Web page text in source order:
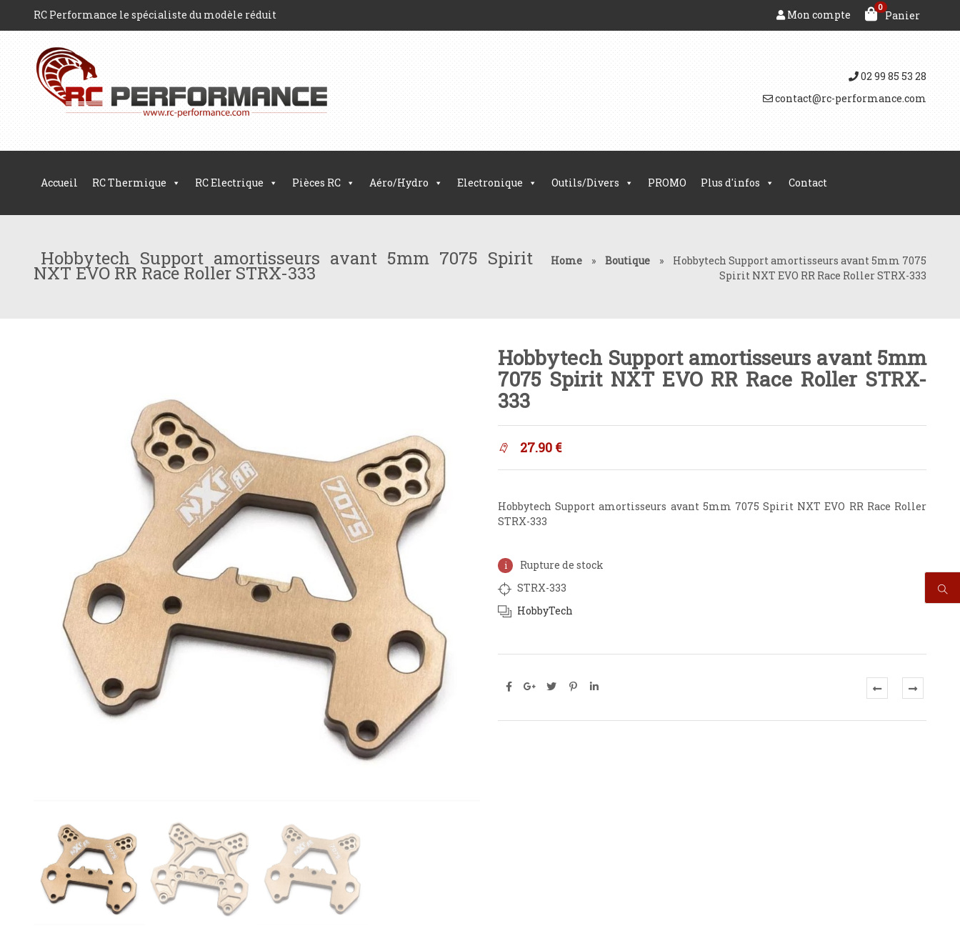
RC Performance le spécialiste du modèle réduit
0
Panier
Mon compte
02 99 85 53 28
contact@rc-performance.com
Accueil RC Thermique RC Electrique Pièces RC Aéro/Hydro Electronique Outils/Divers PROMO Plus d'infos Contact
Hobbytech Support amortisseurs avant 5mm 7075 Spirit
NXT EVO RR Race Roller STRX-333
Home » Boutique »
Hobbytech Support amortisseurs avant 5mm 7075
Spirit NXT EVO RR Race Roller STRX-333
Hobbytech Support amortisseurs avant 5mm
7075 Spirit NXT EVO RR Race Roller STRX-
333
27.90 €
Hobbytech Support amortisseurs avant 5mm 7075 Spirit NXT EVO RR Race Roller
STRX-333
Rupture de stock
STRX-333
HobbyTech